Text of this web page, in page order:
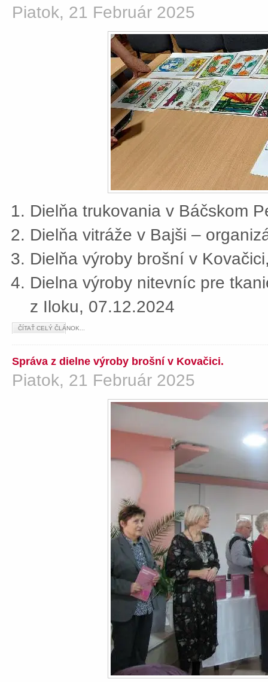
Piatok, 21 Február 2025
Dielňa trukovania v Báčskom
Dielňa vitráže v Bajši –
Dielňa výroby brošní v
Dielna výroby nitevníc pre
z Iloku, 07.12.2024
ČÍTAŤ CELÝ ČLÁNOK...
Správa z dielne výroby brošní v Kovačici.
Piatok, 21 Február 2025